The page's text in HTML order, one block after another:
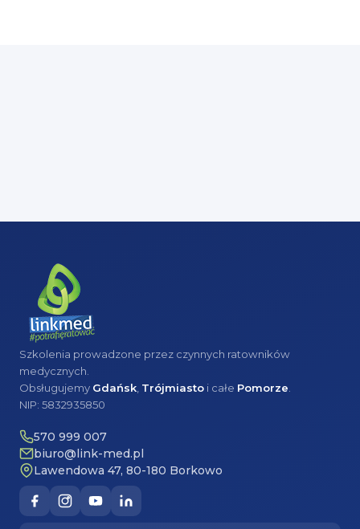
Szkolenia prowadzone przez czynnych ratowników
medycznych.
Obsługujemy Gdańsk Trójmiasto i całe Pomorze
NIP: 5832935850
570 999 007
biuro@link-med.pl
Lawendowa 47, 80-180 Borkowo